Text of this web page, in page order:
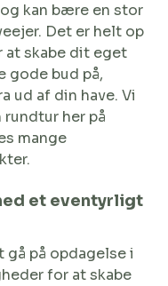
kan bære en stor
Det er helt op
at skabe dit eget
gode bud på,
ud af din have. Vi
rundtur her på
mange
et eventyrligt
gå på opdagelse i
for at skabe